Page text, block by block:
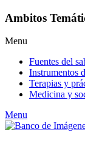
Ambitos
Menu
Fuentes del
Instrumentos
Terapias y
Medicina y
Menu